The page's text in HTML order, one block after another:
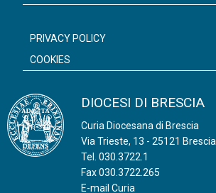
DIOCESI DI BRESCIA
Curia Diocesana di Brescia
Via Trieste, 13 - 25121 Brescia
Tel. 030.3722.1
Fax 030.3722.265
E-mail Curia
PRIVACY POLICY
COOKIES